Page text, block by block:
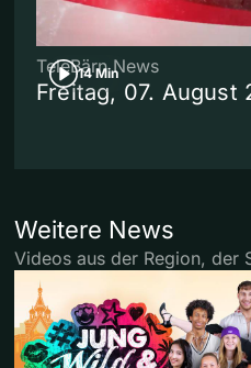
14 Min
TeleBärn News
Freitag, 07. August
Weitere News
Videos aus der Region, der